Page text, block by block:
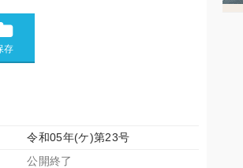
令和05年(ケ)第23号
公開終了